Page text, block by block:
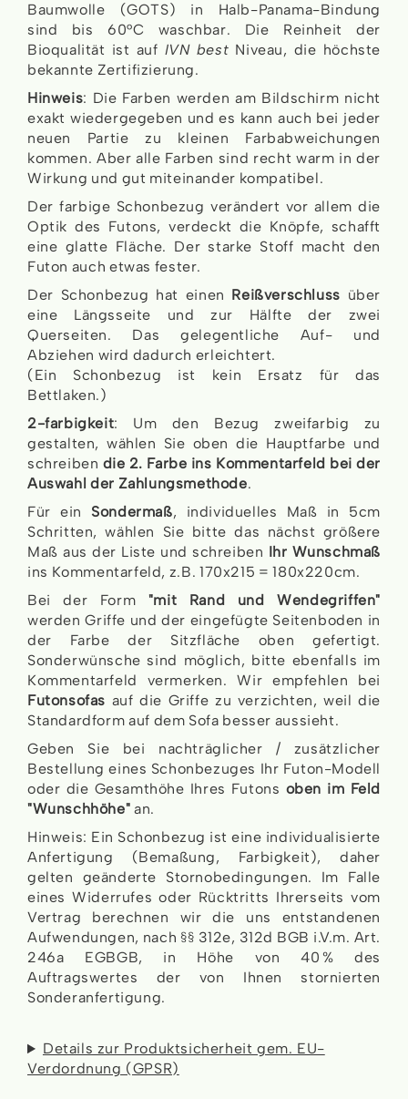
Baumwolle (GOTS) in Halb-Panama-Bindung
sind bis 60°C waschbar. Die Reinheit der
Bioqualität ist auf IVN best Niveau, die höchste
bekannte Zertifizierung.
Hinweis: Die Farben werden am Bildschirm nicht
exakt wiedergegeben und es kann auch bei jeder
neuen Partie zu kleinen Farbabweichungen
kommen. Aber alle Farben sind recht warm in der
Wirkung und gut miteinander kompatibel.
Der farbige Schonbezug verändert vor allem die
Optik des Futons, verdeckt die Knöpfe, schafft
eine glatte Fläche. Der starke Stoff macht den
Futon auch etwas fester.
Der Schonbezug hat einen Reißverschluss über
eine Längsseite und zur Hälfte der zwei
Querseiten. Das gelegentliche Auf- und
Abziehen wird dadurch erleichtert.
(Ein Schonbezug ist kein Ersatz für das
Bettlaken.)
2-farbigkeit: Um den Bezug zweifarbig zu
gestalten, wählen Sie oben die Hauptfarbe und
schreiben die 2. Farbe ins Kommentarfeld bei der
Auswahl der Zahlungsmethode.
Für ein Sondermaß, individuelles Maß in 5cm
Schritten, wählen Sie bitte das nächst größere
Maß aus der Liste und schreiben Ihr Wunschmaß
ins Kommentarfeld, z.B. 170x215 = 180x220cm.
Bei der Form "mit Rand und Wendegriffen"
werden Griffe und der eingefügte Seitenboden in
der Farbe der Sitzfläche oben gefertigt.
Sonderwünsche sind möglich, bitte ebenfalls im
Kommentarfeld vermerken. Wir empfehlen bei
Futonsofas auf die Griffe zu verzichten, weil die
Standardform auf dem Sofa besser aussieht.
Geben Sie bei nachträglicher / zusätzlicher
Bestellung eines Schonbezuges Ihr Futon-Modell
oder die Gesamthöhe Ihres Futons oben im Feld
"Wunschhöhe" an.
Hinweis: Ein Schonbezug ist eine individualisierte
Anfertigung (Bemaßung, Farbigkeit), daher
gelten geänderte Stornobedingungen. Im Falle
eines Widerrufes oder Rücktritts Ihrerseits vom
Vertrag berechnen wir die uns entstandenen
Aufwendungen, nach §§ 312e, 312d BGB i.V.m. Art.
246a EGBGB, in Höhe von 40 % des
Auftragswertes der von Ihnen stornierten
Sonderanfertigung.
Details zur Produktsicherheit gem. EU-
Verdordnung (GPSR)